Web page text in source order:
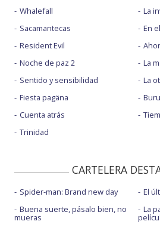
Whalefall
Sacamantecas
Resident Evil
Noche de paz 2
Sentido y sensibilidad
Fiesta pagäna
Cuenta atrás
Trinidad
La
En
La
La
CARTELERA
Spider-man: Brand new day
Buena suerte, pásalo bien, no
mueras
El
La